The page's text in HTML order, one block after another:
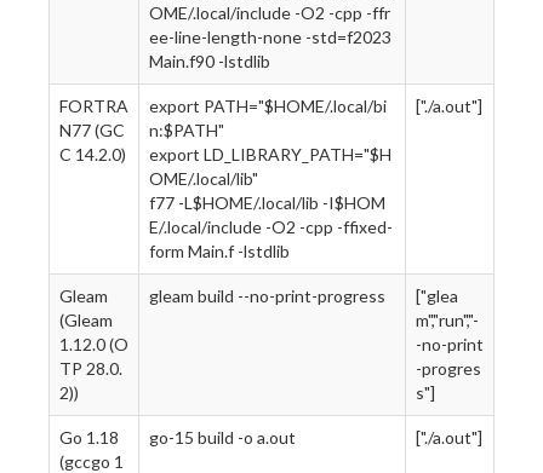
OME/.local/include -O2 -cpp -ffr
ee-line-length-none -std=f2023
Main.f90 -lstdlib
FORTRA
N77 (GC
C 14.2.0)
export PATH="$HOME/.local/bi
n:$PATH"
export LD_LIBRARY_PATH="$H
OME/.local/lib"
f77 -L$HOME/.local/lib -I$HOM
E/.local/include -O2 -cpp -ffixed-
form Main.f -lstdlib
["./a.out"]
Gleam
(Gleam
1.12.0 (O
TP 28.0.
2))
gleam build --no-print-progress
["glea
m","run","-
-no-print
-progres
s"]
Go 1.18
(gccgo 1
go-15 build -o a.out ["./a.out"]